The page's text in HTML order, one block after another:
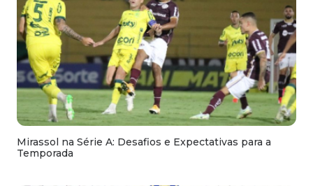
Mirassol na Série A: Desafios e Expectativas para a
Temporada